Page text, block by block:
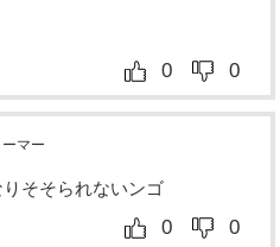
0 0
マー
そそられないンゴ
0 0